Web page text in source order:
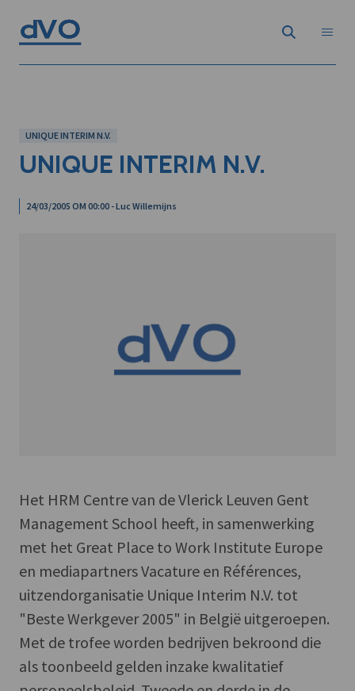
UNIQUE INTERIM N.V.
UNIQUE INTERIM N.V.
24/03/2005 OM 00:00 - Luc Willemijns
Het HRM Centre van de Vlerick Leuven Gent
Management School heeft, in samenwerking
met het Great Place to Work Institute Europe
en mediapartners Vacature en Références,
uitzendorganisatie Unique Interim N.V. tot
"Beste Werkgever 2005" in België uitgeroepen.
Met de trofee worden bedrijven bekroond die
als toonbeeld gelden inzake kwalitatief